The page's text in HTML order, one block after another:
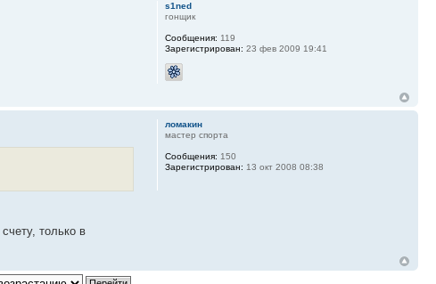
s1ned
гонщик
Сообщения: 119
Зарегистрирован: 23 фев 2009 19:41
только в
ломакин
мастер спорта
Сообщения: 150
Зарегистрирован: 13 окт 2008 08:38